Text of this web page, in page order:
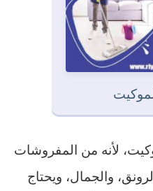
لأنه من المفروشات
والجمال، ويحتاج